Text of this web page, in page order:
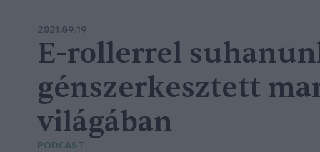
2021.09.19
E-rollerrel
génszerkesztett
világában
PODCAST